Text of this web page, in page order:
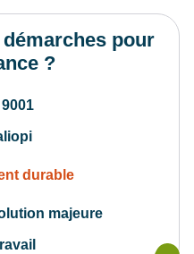
pour
?
durable
majeure